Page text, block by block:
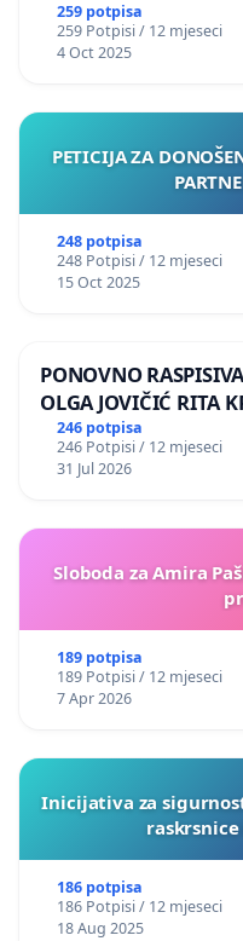
259 potpisa
259 Potpisi / 12 mjeseci
4 Oct 2025
PETICIJA ZA
248 potpisa
248 Potpisi / 12 mjeseci
15 Oct 2025
PONOVNO
OLGA JOVIČIĆ RITA
246 potpisa
246 Potpisi / 12 mjeseci
31 Jul 2026
Sloboda za Amira
189 potpisa
189 Potpisi / 12 mjeseci
7 Apr 2026
Inicijativa za
raskrsnice
186 potpisa
186 Potpisi / 12 mjeseci
18 Aug 2025